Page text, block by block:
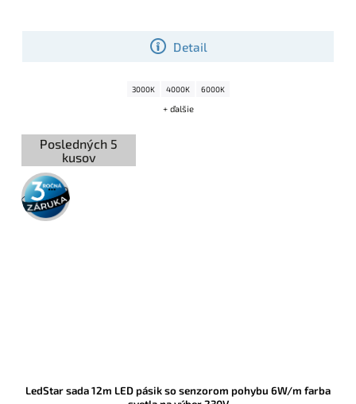
Detail
3000K 4000K 6000K
+ ďalšie
Posledných 5
kusov
3 roky
záruka
LedStar sada 12m LED pásik so senzorom pohybu 6W/m farba